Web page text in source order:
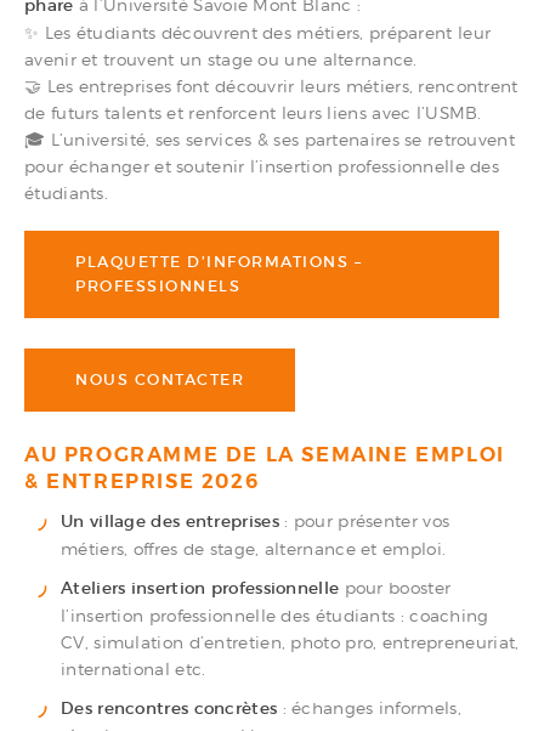
phare à l’Université Savoie Mont Blanc :
✨ Les étudiants découvrent des métiers, préparent leur
avenir et trouvent un stage ou une alternance.
🤝 Les entreprises font découvrir leurs métiers, rencontrent
de futurs talents et renforcent leurs liens avec l’USMB.
🎓 L’université, ses services & ses partenaires se retrouvent
pour échanger et soutenir l’insertion professionnelle des
étudiants.
PLAQUETTE D’INFORMATIONS –
PROFESSIONNELS
NOUS CONTACTER
AU PROGRAMME DE LA SEMAINE EMPLOI
& ENTREPRISE 2026
Un village des entreprises: pour présenter vos
métiers, offres de stage, alternance et emploi.
Ateliers insertion professionnelle pour booster
l’insertion professionnelle des étudiants : coaching
CV, simulation d’entretien, photo pro, entrepreneuriat,
international etc.
Des rencontres concrètes : échanges informels,